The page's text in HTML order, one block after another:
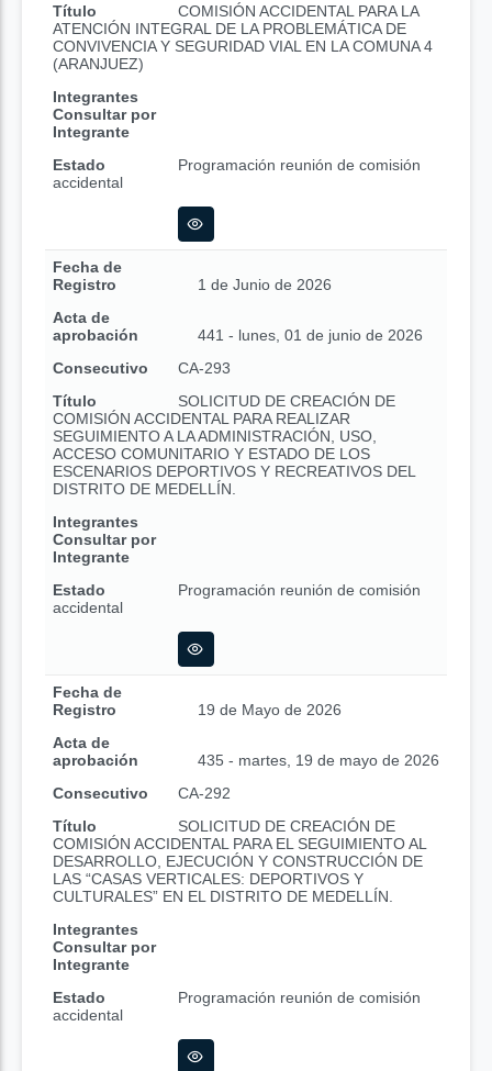
Título
COMISIÓN ACCIDENTAL PARA LA
ATENCIÓN INTEGRAL DE LA PROBLEMÁTICA DE
CONVIVENCIA Y SEGURIDAD VIAL EN LA COMUNA 4
(ARANJUEZ)
Integrantes
Consultar por
Integrante
Estado
Programación reunión de comisión
accidental
Fecha de
Registro
1 de Junio de 2026
Acta de
aprobación
441 - lunes, 01 de junio de 2026
Consecutivo
CA-293
Título
SOLICITUD DE CREACIÓN DE
COMISIÓN ACCIDENTAL PARA REALIZAR
SEGUIMIENTO A LA ADMINISTRACIÓN, USO,
ACCESO COMUNITARIO Y ESTADO DE LOS
ESCENARIOS DEPORTIVOS Y RECREATIVOS DEL
DISTRITO DE MEDELLÍN.
Integrantes
Consultar por
Integrante
Estado
Programación reunión de comisión
accidental
Fecha de
Registro
19 de Mayo de 2026
Acta de
aprobación
435 - martes, 19 de mayo de 2026
Consecutivo
CA-292
Título
SOLICITUD DE CREACIÓN DE
COMISIÓN ACCIDENTAL PARA EL SEGUIMIENTO AL
DESARROLLO, EJECUCIÓN Y CONSTRUCCIÓN DE
LAS “CASAS VERTICALES: DEPORTIVOS Y
CULTURALES” EN EL DISTRITO DE MEDELLÍN.
Integrantes
Consultar por
Integrante
Estado
Programación reunión de comisión
accidental